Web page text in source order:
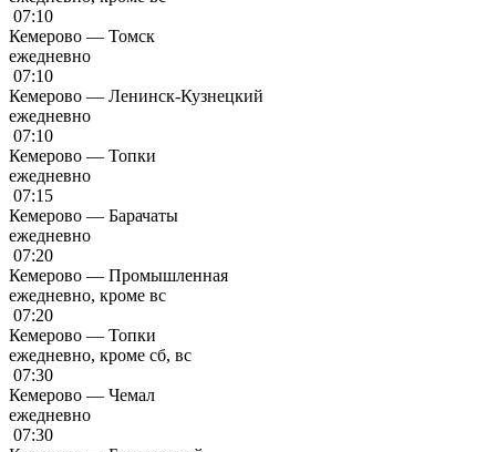
07:10
Кемерово — Томск
ежедневно
07:10
Кемерово — Ленинск-Кузнецкий
ежедневно
07:10
Кемерово — Топки
ежедневно
07:15
Кемерово — Барачаты
ежедневно
07:20
Кемерово — Промышленная
ежедневно, кроме вс
07:20
Кемерово — Топки
ежедневно, кроме сб, вс
07:30
Кемерово — Чемал
ежедневно
07:30